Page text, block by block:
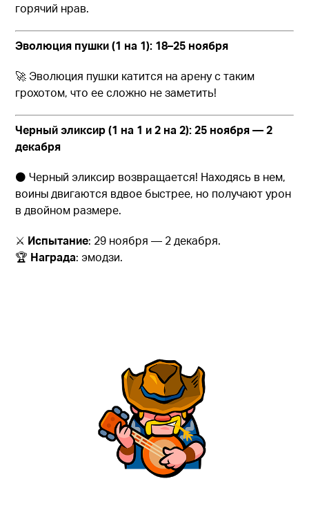
горячий нрав.
Эволюция пушки (1 на 1): 18–25 ноября
🚀 Эволюция пушки катится на арену с таким
грохотом, что ее сложно не заметить!
Черный эликсир (1 на 1 и 2 на 2): 25 ноября — 2
декабря
⚫ Черный эликсир возвращается! Находясь в нем,
воины двигаются вдвое быстрее, но получают урон
в двойном размере.
⚔️ Испытание: 29 ноября — 2 декабря.
🏆 Награда: эмодзи.